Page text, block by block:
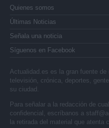
Quienes somos
Últimas Noticias
Señala una noticia
Síguenos en Facebook
Actualidad.es es la gran fuente de
televisión, crónica, deportes,
su ciudad.
Para señalar a la redacción de
confidencial, escríbanos a
la retirada del material que atenta